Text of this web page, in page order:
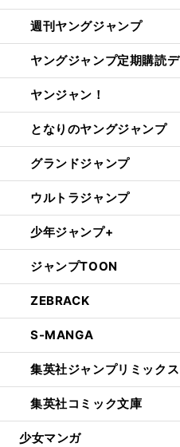
週刊ヤングジャンプ
ヤングジャンプ定期購読
ヤンジャン！
となりのヤングジャンプ
グランドジャンプ
ウルトラジャンプ
少年ジャンプ+
ジャンプTOON
ZEBRACK
S-MANGA
集英社ジャンプリミックス
集英社コミック文庫
少女マンガ